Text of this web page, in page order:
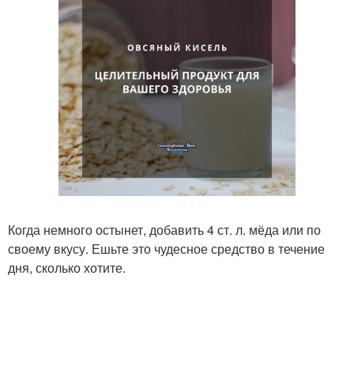
Когда немного остынет, добавить 4 ст. л. мёда или по
своему вкусу. Ешьте это чудесное средство в течение
дня, сколько хотите.